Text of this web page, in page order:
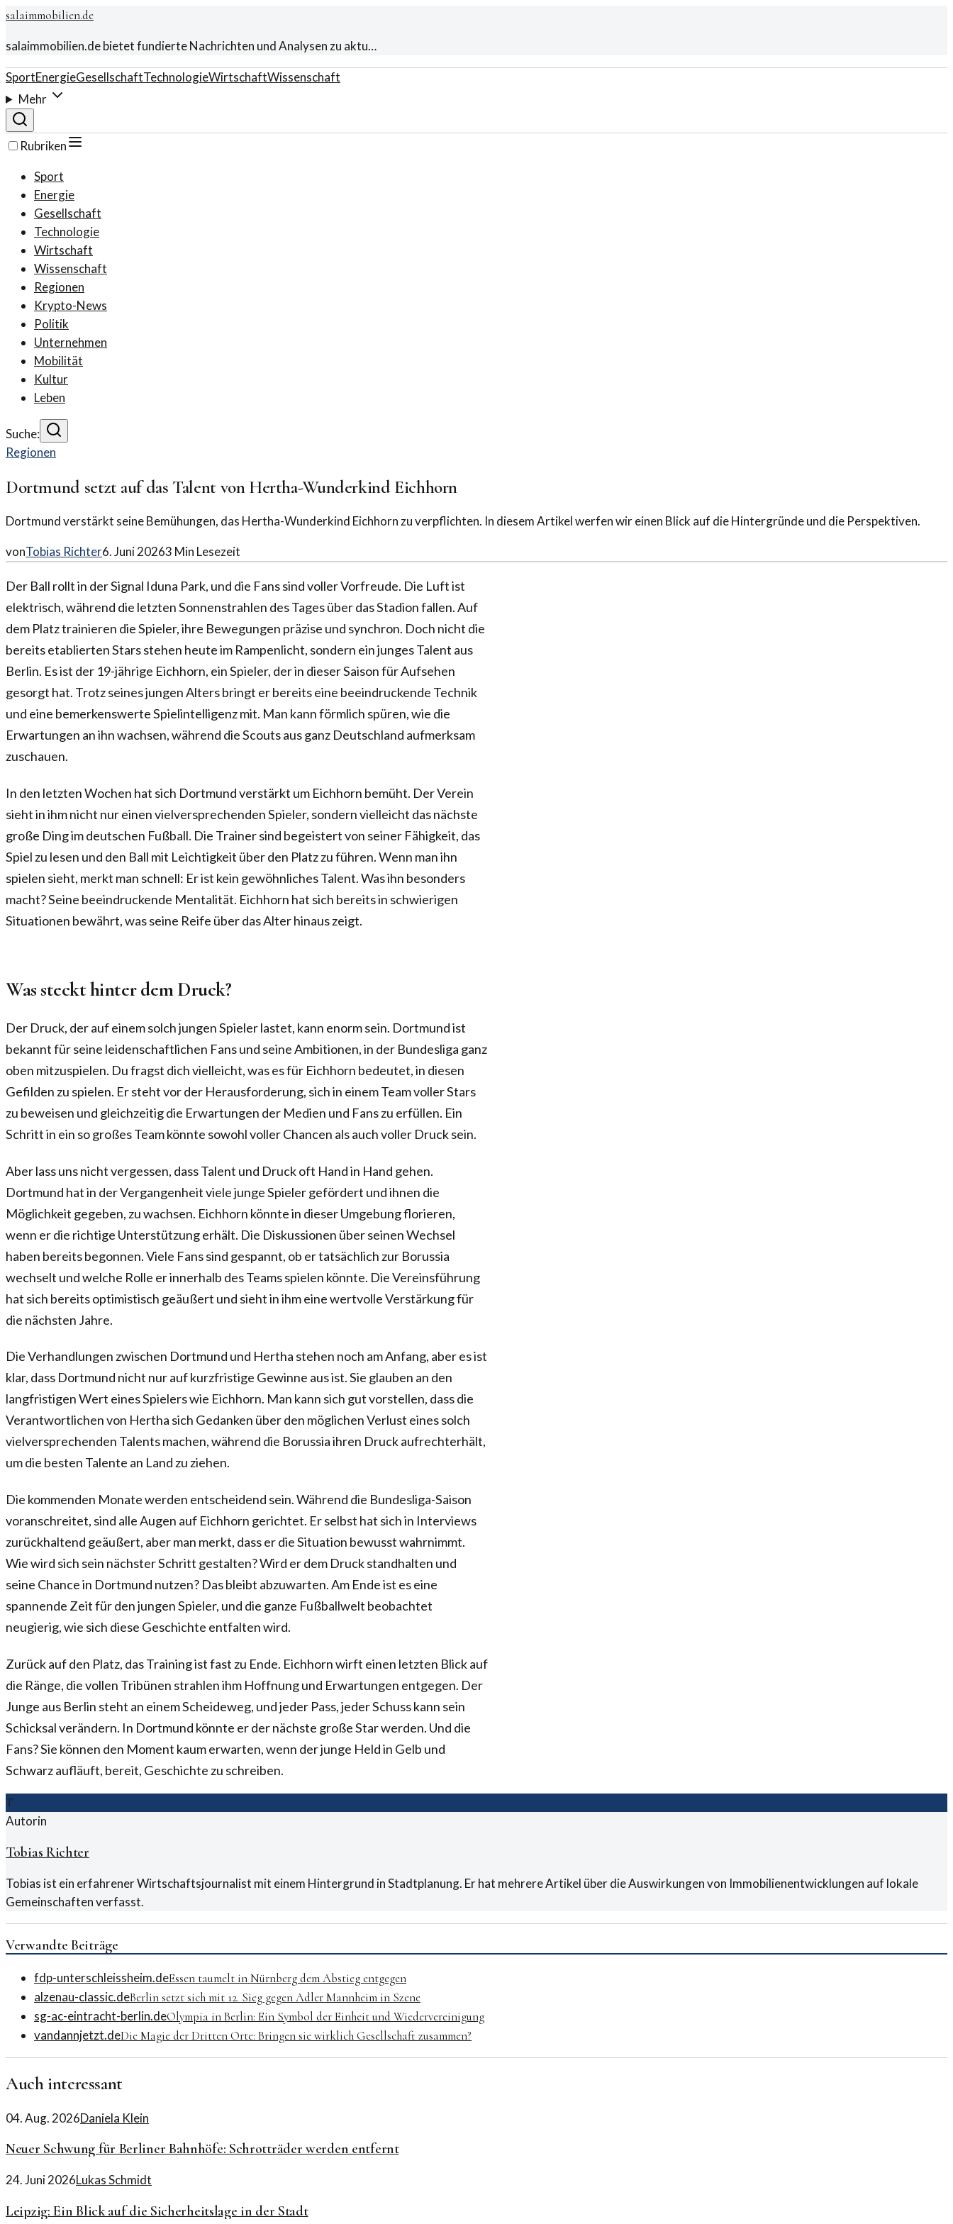
salaimmobilien.de
salaimmobilien.de bietet fundierte Nachrichten und Analysen zu aktu…
SportEnergieGesellschaftTechnologieWirtschaftWissenschaft
Mehr
Rubriken
Sport
Energie
Gesellschaft
Technologie
Wirtschaft
Wissenschaft
Regionen
Krypto-News
Politik
Unternehmen
Mobilität
Kultur
Leben
Suche:
Regionen
Dortmund setzt auf das Talent von Hertha-Wunderkind Eichhorn
Dortmund verstärkt seine Bemühungen, das Hertha-Wunderkind Eichhorn zu verpflichten. In diesem Artikel werfen wir einen Blick auf die Hintergründe und die Perspektiven.
vonTobias Richter6. Juni 20263 Min Lesezeit
Der Ball rollt in der Signal Iduna Park, und die Fans sind voller Vorfreude. Die Luft ist
elektrisch, während die letzten Sonnenstrahlen des Tages über das Stadion fallen. Auf
dem Platz trainieren die Spieler, ihre Bewegungen präzise und synchron. Doch nicht die
bereits etablierten Stars stehen heute im Rampenlicht, sondern ein junges Talent aus
Berlin. Es ist der 19-jährige Eichhorn, ein Spieler, der in dieser Saison für Aufsehen
gesorgt hat. Trotz seines jungen Alters bringt er bereits eine beeindruckende Technik
und eine bemerkenswerte Spielintelligenz mit. Man kann förmlich spüren, wie die
Erwartungen an ihn wachsen, während die Scouts aus ganz Deutschland aufmerksam
zuschauen.
In den letzten Wochen hat sich Dortmund verstärkt um Eichhorn bemüht. Der Verein
sieht in ihm nicht nur einen vielversprechenden Spieler, sondern vielleicht das nächste
große Ding im deutschen Fußball. Die Trainer sind begeistert von seiner Fähigkeit, das
Spiel zu lesen und den Ball mit Leichtigkeit über den Platz zu führen. Wenn man ihn
spielen sieht, merkt man schnell: Er ist kein gewöhnliches Talent. Was ihn besonders
macht? Seine beeindruckende Mentalität. Eichhorn hat sich bereits in schwierigen
Situationen bewährt, was seine Reife über das Alter hinaus zeigt.
Was steckt hinter dem Druck?
Der Druck, der auf einem solch jungen Spieler lastet, kann enorm sein. Dortmund ist
bekannt für seine leidenschaftlichen Fans und seine Ambitionen, in der Bundesliga ganz
oben mitzuspielen. Du fragst dich vielleicht, was es für Eichhorn bedeutet, in diesen
Gefilden zu spielen. Er steht vor der Herausforderung, sich in einem Team voller Stars
zu beweisen und gleichzeitig die Erwartungen der Medien und Fans zu erfüllen. Ein
Schritt in ein so großes Team könnte sowohl voller Chancen als auch voller Druck sein.
Aber lass uns nicht vergessen, dass Talent und Druck oft Hand in Hand gehen.
Dortmund hat in der Vergangenheit viele junge Spieler gefördert und ihnen die
Möglichkeit gegeben, zu wachsen. Eichhorn könnte in dieser Umgebung florieren,
wenn er die richtige Unterstützung erhält. Die Diskussionen über seinen Wechsel
haben bereits begonnen. Viele Fans sind gespannt, ob er tatsächlich zur Borussia
wechselt und welche Rolle er innerhalb des Teams spielen könnte. Die Vereinsführung
hat sich bereits optimistisch geäußert und sieht in ihm eine wertvolle Verstärkung für
die nächsten Jahre.
Die Verhandlungen zwischen Dortmund und Hertha stehen noch am Anfang, aber es ist
klar, dass Dortmund nicht nur auf kurzfristige Gewinne aus ist. Sie glauben an den
langfristigen Wert eines Spielers wie Eichhorn. Man kann sich gut vorstellen, dass die
Verantwortlichen von Hertha sich Gedanken über den möglichen Verlust eines solch
vielversprechenden Talents machen, während die Borussia ihren Druck aufrechterhält,
um die besten Talente an Land zu ziehen.
Die kommenden Monate werden entscheidend sein. Während die Bundesliga-Saison
voranschreitet, sind alle Augen auf Eichhorn gerichtet. Er selbst hat sich in Interviews
zurückhaltend geäußert, aber man merkt, dass er die Situation bewusst wahrnimmt.
Wie wird sich sein nächster Schritt gestalten? Wird er dem Druck standhalten und
seine Chance in Dortmund nutzen? Das bleibt abzuwarten. Am Ende ist es eine
spannende Zeit für den jungen Spieler, und die ganze Fußballwelt beobachtet
neugierig, wie sich diese Geschichte entfalten wird.
Zurück auf den Platz, das Training ist fast zu Ende. Eichhorn wirft einen letzten Blick auf
die Ränge, die vollen Tribünen strahlen ihm Hoffnung und Erwartungen entgegen. Der
Junge aus Berlin steht an einem Scheideweg, und jeder Pass, jeder Schuss kann sein
Schicksal verändern. In Dortmund könnte er der nächste große Star werden. Und die
Fans? Sie können den Moment kaum erwarten, wenn der junge Held in Gelb und
Schwarz aufläuft, bereit, Geschichte zu schreiben.
T
Autorin
Tobias Richter
Tobias ist ein erfahrener Wirtschaftsjournalist mit einem Hintergrund in Stadtplanung. Er hat mehrere Artikel über die Auswirkungen von Immobilienentwicklungen auf lokale
Gemeinschaften verfasst.
Verwandte Beiträge
fdp-unterschleissheim.deEssen taumelt in Nürnberg dem Abstieg entgegen
alzenau-classic.deBerlin setzt sich mit 12. Sieg gegen Adler Mannheim in Szene
sg-ac-eintracht-berlin.deOlympia in Berlin: Ein Symbol der Einheit und Wiedervereinigung
vandannjetzt.deDie Magie der Dritten Orte: Bringen sie wirklich Gesellschaft zusammen?
Auch interessant
04. Aug. 2026Daniela Klein
Neuer Schwung für Berliner Bahnhöfe: Schrotträder werden entfernt
24. Juni 2026Lukas Schmidt
Leipzig: Ein Blick auf die Sicherheitslage in der Stadt